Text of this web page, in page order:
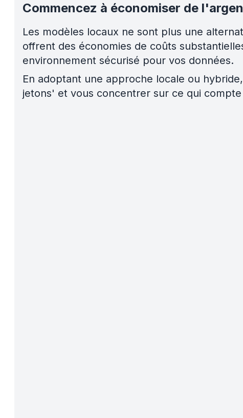
Commencez à économiser de
Les modèles locaux ne sont plus une
offrent des économies de coûts
environnement sécurisé pour vos données.
En adoptant une approche locale ou
jetons' et vous concentrer sur ce qui